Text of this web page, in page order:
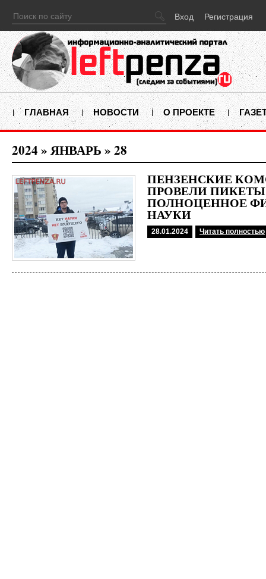
Вход Регистрация
ГЛАВНАЯ НОВОСТИ О ПРОЕКТЕ
2024 » ЯНВАРЬ » 28
ПЕНЗЕНСКИЕ
ПРОВЕЛИ ПИКЕТЫ
ПОЛНОЦЕННОЕ
НАУКИ
28.01.2024 Читать полностью